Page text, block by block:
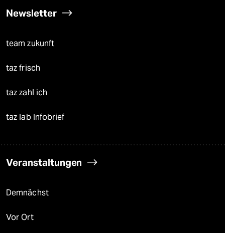
Newsletter
team zukunft
taz frisch
taz zahl ich
taz lab Infobrief
Veranstaltungen
Demnächst
Vor Ort